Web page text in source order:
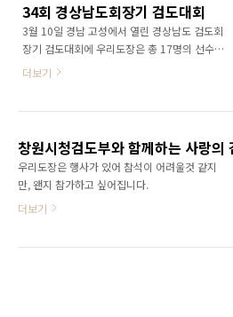
통해 단련할 여러분을 기다리고 있겠습니다. ※
수련시간표 이름 수련시간 수련대상 3시부 3시 -
3시 50분 초등부 4시부 4시 - 4시 50분 미취학,
초등저학년 전용 5시부 5시 - 5시 50분 초등부
9시 30분 학생, 일반부 전체 ※ 방역지침 이행내
시, 오후 ..
34회 경상남도회장기 검도대회
3월 10일 경남 고성에서 열린 경상남도 검도회
장기 검도대회에 우리도장은 총 17명의 선수가
참가하여 열심히 경기를 하였으며, 결과는 아래
못한 다른 선수들에게 위로를 전하며, 다음 경기
를 위해 다시 뛰는 무천검도관이 되겠습니다.
더보기
우리도장은 행사가 있어 참석이 어려울것 같지
만, 왠지 참가하고 싶어집니다.
더보기